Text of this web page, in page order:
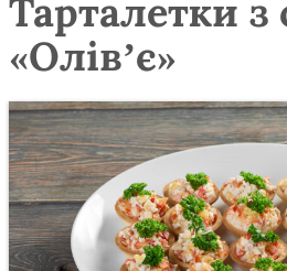
Тарталетки з
«Олів’є»